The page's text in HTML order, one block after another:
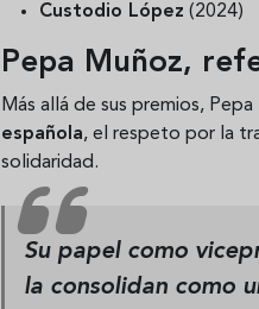
Custodio López (2024)
Pepa Muñoz,
Más allá de sus premios,
española, el respeto por la
solidaridad.
Su papel como
la consolidan como